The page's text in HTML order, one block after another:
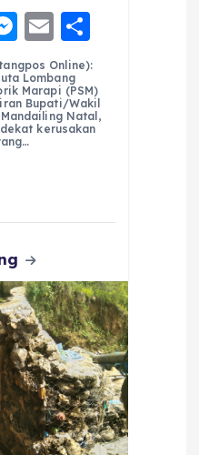
M
e
ss
e
n
E
m
ai
l
h
a
re
Online):
Lombang
Marapi (PSM)
Bupati/Wakil
Natal,
kerusakan